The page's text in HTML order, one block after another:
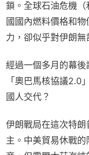
鎖。全球石油危機
國國內燃料價格和
力，卻似乎對伊朗無
經過一個多月的幕
「奧巴馬核協議2.0
國人交代？
伊朗戰局在這次特
主。中美貿易休戰